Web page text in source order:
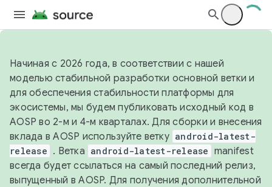
Начиная с 2026 года, в соответствии с нашей
моделью стабильной разработки основной ветки и
для обеспечения стабильности платформы для
экосистемы, мы будем публиковать исходный код в
AOSP во 2-м и 4-м кварталах. Для сборки и внесения
вклада в AOSP используйте ветку android-latest-
release . Ветка android-latest-release manifest
всегда будет ссылаться на самый последний релиз,
выпущенный в AOSP. Для получения дополнительной